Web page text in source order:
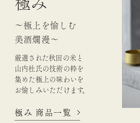
極み
～極上を愉しむ
美酒爛漫～
厳選された秋田の米と
山内杜氏の技術の粋を
集めた極上の味わいを
お愉しみいただけます。
極み 商品一覧